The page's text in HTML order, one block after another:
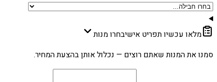
מלאו עכשיו תפריט אישיבחרו מנות
סמנו את המנות שאתם רוצים — נכלול אותן בהצעת המחיר.